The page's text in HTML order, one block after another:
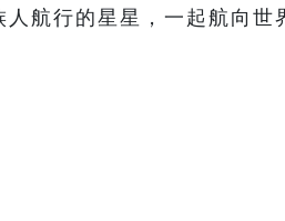
航行的星星，一起航向世